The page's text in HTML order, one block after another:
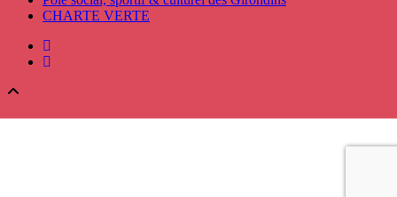
CHARTE VERTE
facebook
instagram